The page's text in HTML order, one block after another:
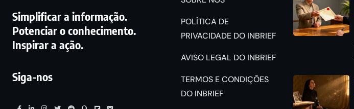
Simplificar a informação.
Potenciar o conhecimento.
Inspirar a ação.
Siga-nos
POLÍTICA DE
PRIVACIDADE DO INBRIEF
AVISO LEGAL DO INBRIEF
TERMOS E CONDIÇÕES
DO INBRIEF